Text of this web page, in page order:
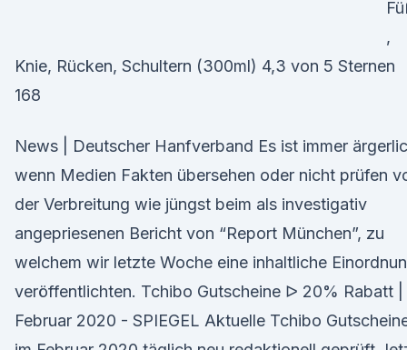
,
Knie, Rücken, Schultern (300ml) 4,3 von 5 Sternen
168
News | Deutscher Hanfverband Es ist immer
wenn Medien Fakten übersehen oder nicht prüfen
der Verbreitung wie jüngst beim als investigativ
angepriesenen Bericht von “Report München”, zu
welchem wir letzte Woche eine inhaltliche
veröffentlichten. Tchibo Gutscheine ᐅ 20% Rabatt |
Februar 2020 - SPIEGEL Aktuelle Tchibo